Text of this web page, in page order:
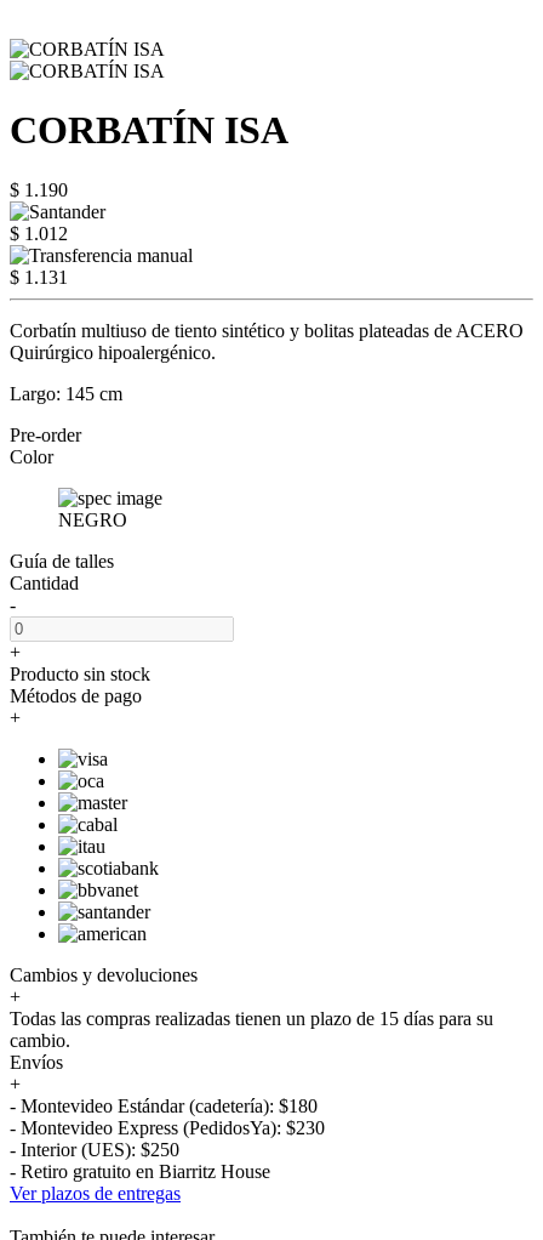
CORBATÍN ISA
$ 1.190
$ 1.012
$ 1.131
Corbatín multiuso de tiento sintético y bolitas plateadas de ACERO
Quirúrgico hipoalergénico.
Largo: 145 cm
Pre-order
Color
NEGRO
Guía de talles
Cantidad
-
+
Producto sin stock
Métodos de pago
+
Cambios y devoluciones
+
Todas las compras realizadas tienen un plazo de 15 días para su
cambio.
Envíos
+
- Montevideo Estándar (cadetería): $180
- Montevideo Express (PedidosYa): $230
- Interior (UES): $250
- Retiro gratuito en Biarritz House
Ver plazos de entregas